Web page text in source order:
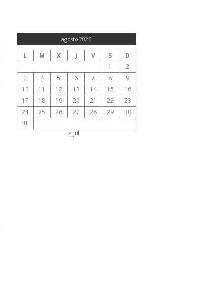
agosto 2026
L M X J V S
D
1
2
3
4 5 6 7 8
9
10
11 12 13 14 15
16
17
18 19 20 21 22
23
24
25 26 27 28 29
30
31
« Jul